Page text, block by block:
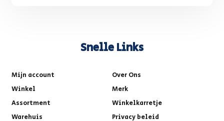
Snelle Links
Mijn account
Over Ons
Winkel
Merk
Assortment
Winkelkarretje
Warehuis
Privacy beleid